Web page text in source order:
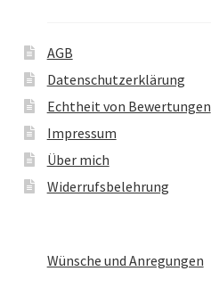
AGB
Datenschutzerklärung
Echtheit von Bewertungen
Impressum
Über mich
Widerrufsbelehrung
Wünsche und Anregungen